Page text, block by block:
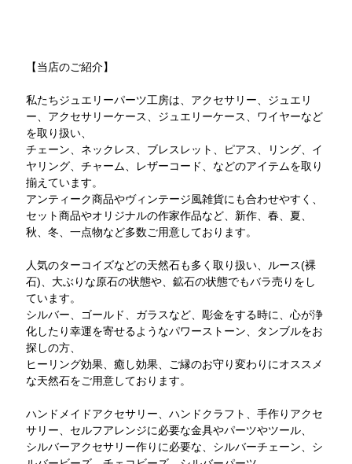
【当店のご紹介】
私たちジュエリーパーツ工房は、アクセサリー、ジュエリ
ー、アクセサリーケース、ジュエリーケース、ワイヤーなど
を取り扱い、
チェーン、ネックレス、ブレスレット、ピアス、リング、イ
ヤリング、チャーム、レザーコード、などのアイテムを取り
揃えています。
アンティーク商品やヴィンテージ風雑貨にも合わせやすく、
セット商品やオリジナルの作家作品など、新作、春、夏、
秋、冬、一点物など多数ご用意しております。
人気のターコイズなどの天然石も多く取り扱い、ルース(裸
石)、大ぶりな原石の状態や、鉱石の状態でもバラ売りをし
ています。
シルバー、ゴールド、ガラスなど、彫金をする時に、心が浄
化したり幸運を寄せるようなパワーストーン、タンブルをお
探しの方、
ヒーリング効果、癒し効果、ご縁のお守り変わりにオススメ
な天然石をご用意しております。
ハンドメイドアクセサリー、ハンドクラフト、手作りアクセ
サリー、セルフアレンジに必要な金具やパーツやツール、
シルバーアクセサリー作りに必要な、シルバーチェーン、シ